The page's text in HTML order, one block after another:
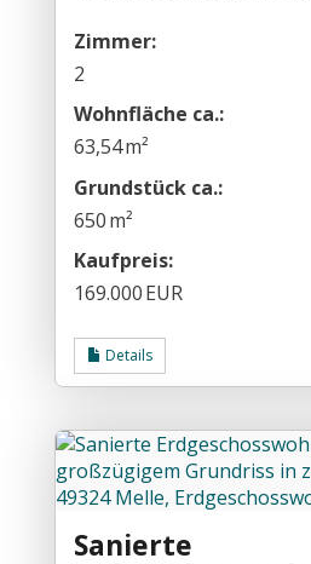
Zimmer:
2
Wohnfläche ca.:
63,54 m²
Grund­stück ca.:
650 m²
Kaufpreis:
169.000 EUR
Details
Sanierte